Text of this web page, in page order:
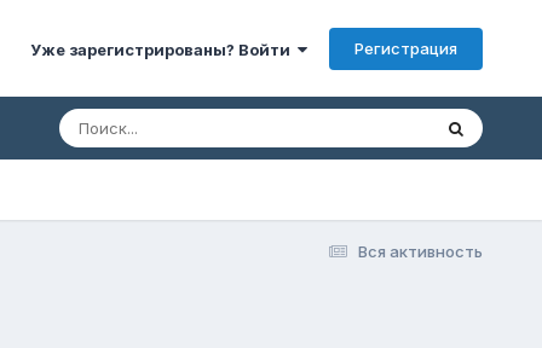
Уже зарегистрированы? Войти Регистрация
Вся активность